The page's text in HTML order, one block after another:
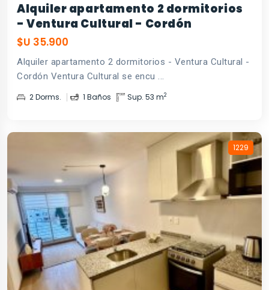
Alquiler apartamento 2 dormitorios
- Ventura Cultural - Cordón
$U 35.900
Alquiler apartamento 2 dormitorios - Ventura Cultural -
Cordón Ventura Cultural se encu ...
2 Dorms. 1 Baños Sup. 53 m2
1229